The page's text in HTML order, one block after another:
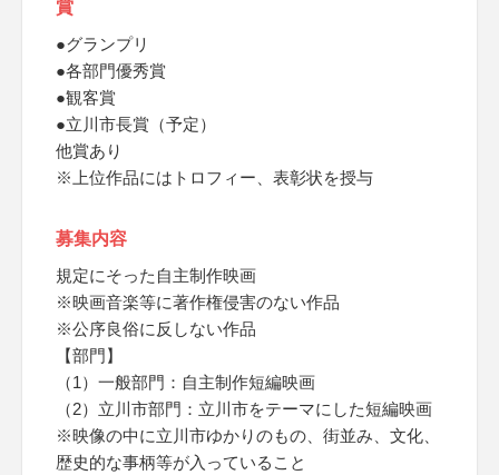
賞
●グランプリ
●各部門優秀賞
●観客賞
●立川市長賞（予定）
他賞あり
※上位作品にはトロフィー、表彰状を授与
募集内容
規定にそった自主制作映画
※映画音楽等に著作権侵害のない作品
※公序良俗に反しない作品
【部門】
（1）一般部門：自主制作短編映画
（2）立川市部門：立川市をテーマにした短編映画
※映像の中に立川市ゆかりのもの、街並み、文化、
歴史的な事柄等が入っていること